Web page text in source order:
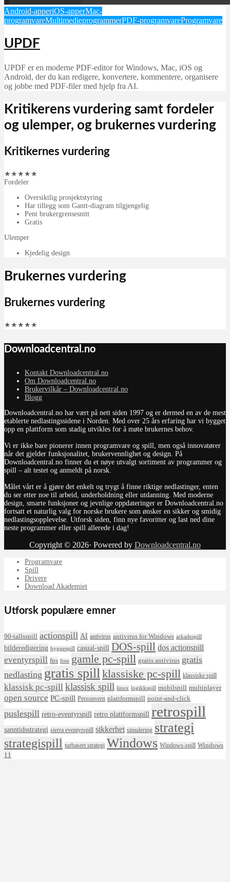
Android-apperiOS-apperMac-
programvareMultimedieprogrammerPDF-programvareProgramvare
UPDF
UPDF er en moderne PDF-editor for Windows, Mac, iOS og
Android, der du kan redigere, konvertere, kommentere, organisere
og jobbe med PDF-filer med hjelp fra AI.
Kritikerens vurdering samt fordeler
og ulemper, og brukernes vurdering
Kritikernes vurdering
★ ★ ★ ★ ★
Fordeler
Oversiktlig prosjektstyring
Har tillegg som Gantt-diagram tilgjengelig
Pent brukergrensesnitt
Gratis
Ulemper
Kjedelig design
Brukernes vurdering
Brukernes vurdering
★ ★ ★ ★ ★
Downloadcentral.no
Kontakt Downloadcentral.no
Om Downloadcentral.no
Brukervilkår – Downloadcentral.no
Blogg
Downloadcentral.no har vært på nett siden 1997 og er dermed en av de mest
etablerte nedlastingssidene i Norden. Med over 25 års erfaring har vi bygget
opp en plattform som stadig utvikles for å møte brukernes behov.
Vi er ikke bare pionerer innen programvare og spill, men også innovatører
når det gjelder funksjonalitet, brukervennlighet og design. På
Downloadcentral.no finner du et nøye utvalgt sortiment av programmer og
spill – alt testet og anmeldt på norsk.
Målet vårt er å gjøre det enkelt og trygt å finne riktige nedlastinger, enten
du ser etter noe til arbeid, underholdning eller utdanning. Med moderne
design, smarte funksjoner og jevnlige oppdateringer er Downloadcentral.no
fortsatt et naturlig valg for norske brukere som ønsker en sikker og smidig
nedlastingsopplevelse. Utforsk siden, finn nye favoritter og last ned dine
neste programmer eller spill allerede i dag!
Copyright © 2026· Powered by Downloadcentral.no
Programvare
Spill
Drivere
Download Akademiet
Utforsk populære emner
90-tallsspill actionspill AI antivirus antivirus for Windows arkadespill
bilderedigering byggespill casual-spill DOS-spill dos actionspill
eventyrspill fps free gamle pc-spill gratis antivirus gratis
nedlasting gratis spillklassiske pc-spill klassiske spill
klassisk pc-spill klassisk spill linux logikkspill mobilspill multiplayer
open source PC-spill Personvern plattformspill point-and-click
puslespill retro-eventyrspill retro plattformspill retrospill
sanntidsstrategi sierra eventyrspill sikkerhet simulering strategi
strategispill turbasert strategi Windows Windows-spill Windows
11